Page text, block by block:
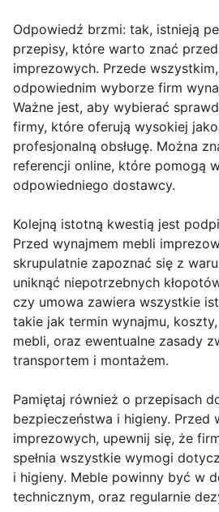
Odpowiedź brzmi: tak, istnieją
przepisy, które warto znać
imprezowych. Przede
odpowiednim wyborze firm
Ważne jest, aby wybierać
firmy, które oferują wysokiej
profesjonalną obsługę. Można
referencji online, które pomogą
odpowiedniego dostawcy.
Kolejną istotną kwestią jest
Przed wynajmem mebli
skrupulatnie zapoznać się z
uniknąć niepotrzebnych
czy umowa zawiera wszystkie
takie jak termin wynajmu,
mebli, oraz ewentualne zasady
transportem i montażem.
Pamiętaj również o przepisach
bezpieczeństwa i higieny. Przed
imprezowych, upewnij się, że
spełnia wszystkie wymogi
i higieny. Meble powinny być w
technicznym, oraz regularnie